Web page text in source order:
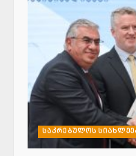
საკრებულოს